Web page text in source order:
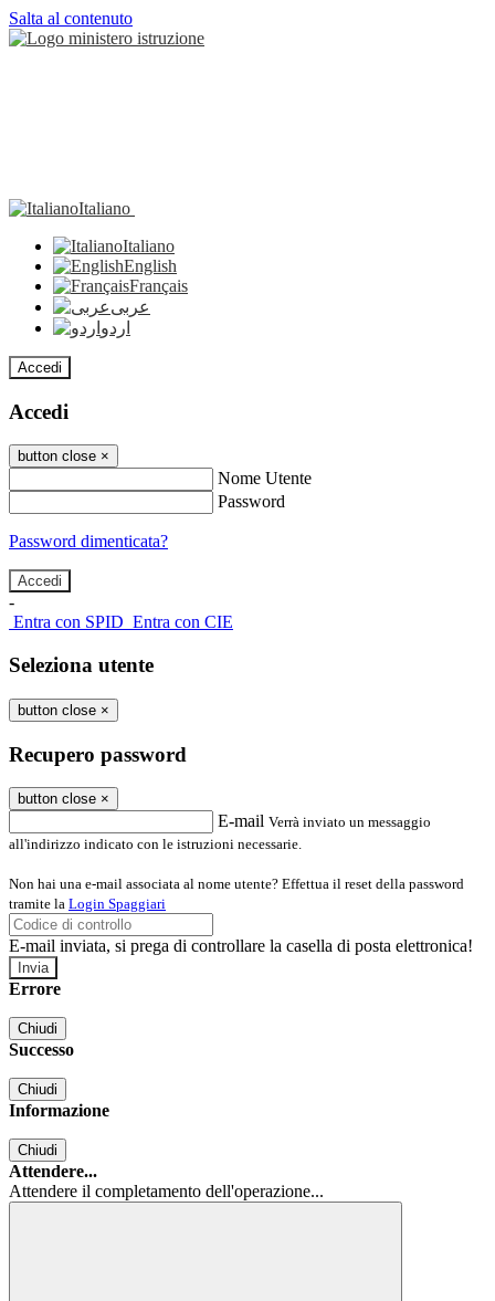
Salta al contenuto
Italiano
Italiano
English
Français
عربى
اردو
Accedi
Accedi
button close ×
Nome Utente
Password
Password dimenticata?
-
Entra con SPID Entra con CIE
Seleziona utente
button close ×
Recupero password
button close ×
E-mail Verrà inviato un messaggio
all'indirizzo indicato con le istruzioni necessarie.
Non hai una e-mail associata al nome utente? Effettua il reset della password
tramite la Login Spaggiari
E-mail inviata, si prega di controllare la casella di posta elettronica!
Errore
Chiudi
Successo
Chiudi
Informazione
Chiudi
Attendere...
Attendere il completamento dell'operazione...